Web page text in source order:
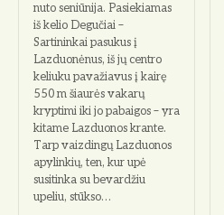
nuto seniūnija. Pasiekiamas
iš kelio Degučiai –
Sartininkai pasukus į
Lazduonėnus, iš jų centro
keliuku pavažiavus į kairę
550 m šiaurės vakarų
kryptimi iki jo pabaigos – yra
kitame Lazduonos krante.
Tarp vaizdingų Lazduonos
apylinkių, ten, kur upė
susitinka su bevardžiu
upeliu, stūkso…